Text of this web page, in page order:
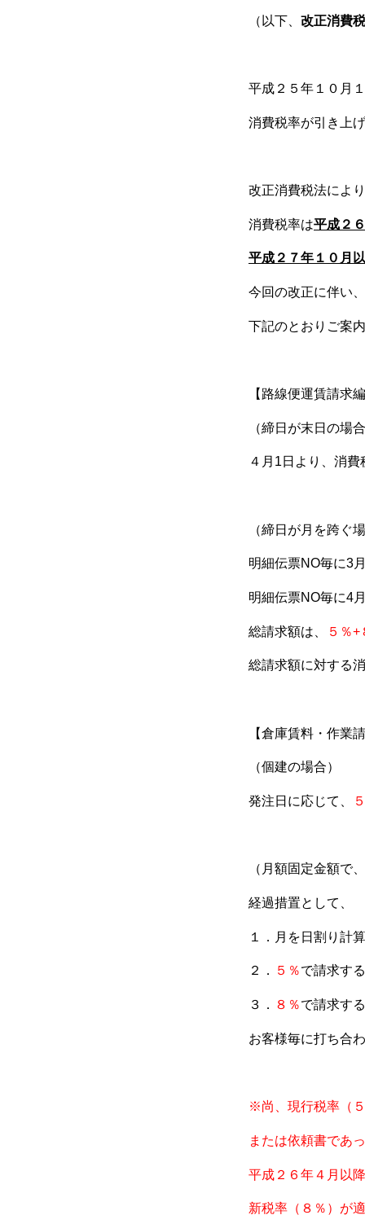
（以下、 改正消費
平成２５年１０月
消費税率が引き上
改正消費税法によ
消費税率は平成２
平成２７年１０月
今回の改正に伴い
下記のとおりご案
【路線便運賃請求
（締日が末日の場
４月1日より、消費
（締日が月を跨ぐ
明細伝票NO毎に3
明細伝票NO毎に4
総請求額は、 ５％+
総請求額に対する
【倉庫賃料・作業
（個建の場合）
発注日に応じて、
（月額固定金額で
経過措置として、
１．月を日割り計
２． ５％で請求する
３． ８％で請求する
お客様毎に打ち合
※尚、現行税率（
または依頼書であ
平成２６年４月以
新税率（８％）が